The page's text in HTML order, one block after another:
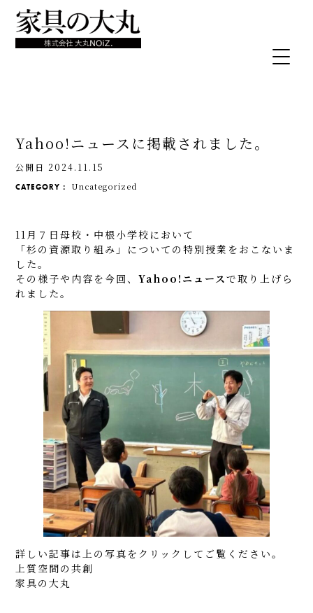
Yahoo!ニュースに掲載されました。
公開日 2024.11.15
CATEGORY： Uncategorized
11月７日母校・中根小学校において
「杉の資源取り組み」についての特別授業をおこないま
した。
その様子や内容を今回、Yahoo!ニュースで取り上げら
れました。
詳しい記事は上の写真をクリックしてご覧ください。
上質空間の共創
家具の大丸